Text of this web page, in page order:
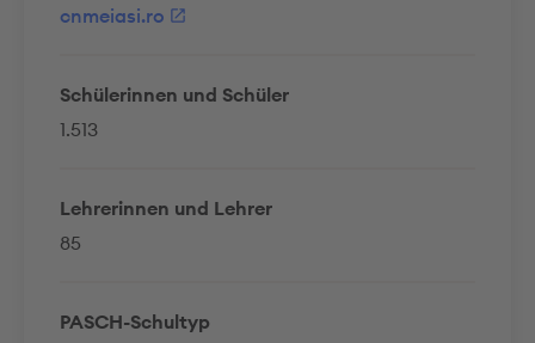
cnmeiasi.ro
Schülerinnen und Schüler
1.513
Lehrerinnen und Lehrer
85
PASCH-Schultyp